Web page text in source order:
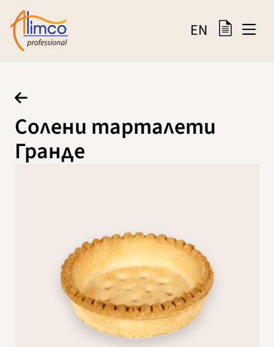
EN
Солени тарталети
Гранде